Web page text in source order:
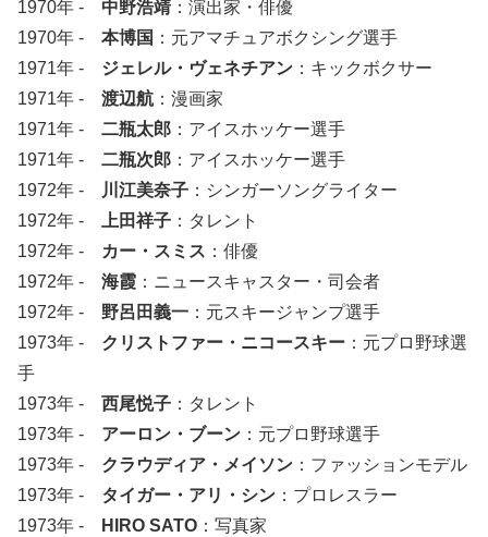
1970年 - 中野浩靖 ：演出家・俳優
1970年 - 本博国 ：元アマチュアボクシング選手
1971年 - ジェレル・ヴェネチアン ：キックボクサー
1971年 - 渡辺航 ：漫画家
1971年 - 二瓶太郎 ：アイスホッケー選手
1971年 - 二瓶次郎 ：アイスホッケー選手
1972年 -
川江美奈子 ：シンガーソングライター
1972年 - 上田祥子 ：タレント
1972年 - カー・スミス ：俳優
1972年 - 海霞 ：ニュースキャスター・司会者
1972年 - 野呂田義一 ：元スキージャンプ選手
1973年 - クリストファー・ニコースキー ：元プロ野球選
手
1973年 - 西尾悦子 ：タレント
1973年 - アーロン・ブーン ：元プロ野球選手
1973年 - クラウディア・メイソン ：ファッションモデル
1973年 - タイガー・アリ・シン ：プロレスラー
1973年 -
HIRO SATO ：写真家